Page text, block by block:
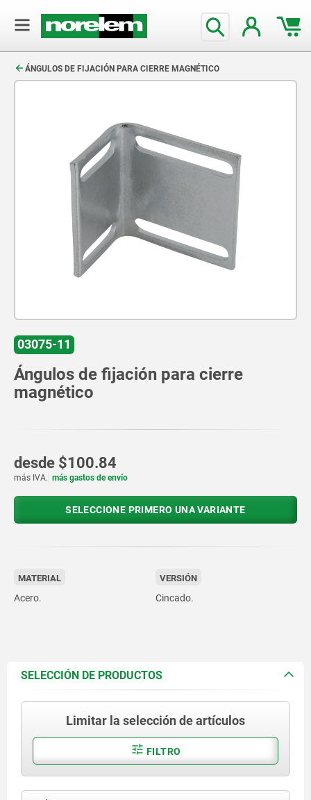
ÁNGULOS DE FIJACIÓN PARA CIERRE MAGNÉTICO
03075-11
Ángulos de fijación para cierre
magnético
desde $100.84
más IVA. más gastos de envío
SELECCIONE PRIMERO UNA VARIANTE
MATERIAL
Acero.
VERSIÓN
Cincado.
SELECCIÓN DE PRODUCTOS
Limitar la selección de artículos
FILTRO